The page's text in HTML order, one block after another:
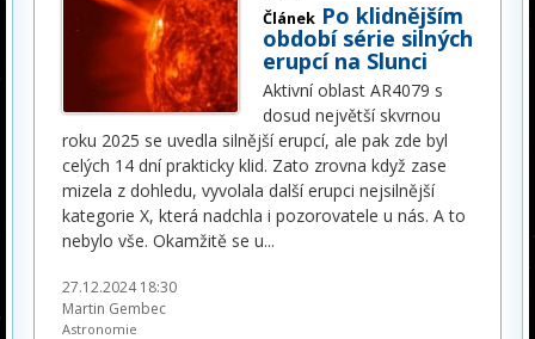
Článek Po klidnějším
období série silných
erupcí na Slunci
Aktivní oblast AR4079 s
dosud největší skvrnou
roku 2025 se uvedla silnější erupcí, ale pak zde byl
celých 14 dní prakticky klid. Zato zrovna když zase
mizela z dohledu, vyvolala další erupci nejsilnější
kategorie X, která nadchla i pozorovatele u nás. A to
nebylo vše. Okamžitě se u...
27.12.2024 18:30
Martin Gembec
Astronomie